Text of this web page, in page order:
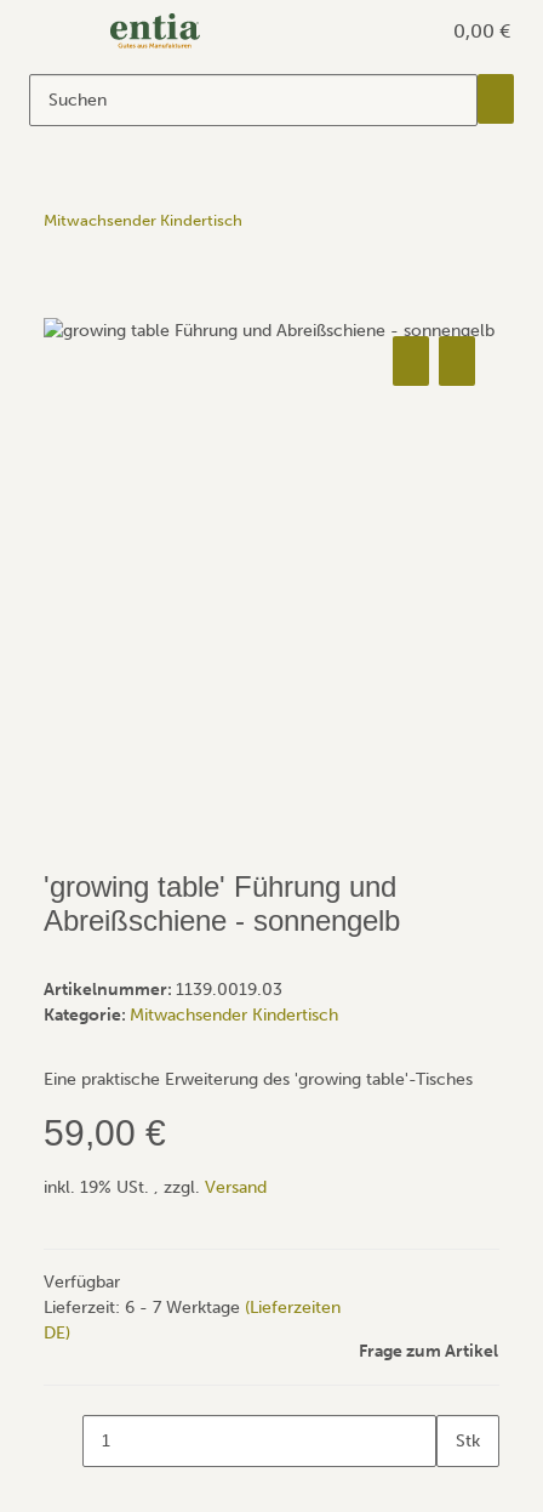
0,00 €
Mitwachsender Kindertisch
'growing table' Führung und
Abreißschiene - sonnengelb
Artikelnummer: 1139.0019.03
Kategorie: Mitwachsender Kindertisch
Eine praktische Erweiterung des 'growing table'-Tisches
59,00 €
inkl. 19% USt. , zzgl. Versand
Verfügbar
Lieferzeit: 6 - 7 Werktage (Lieferzeiten
DE)
Frage zum Artikel
Stk